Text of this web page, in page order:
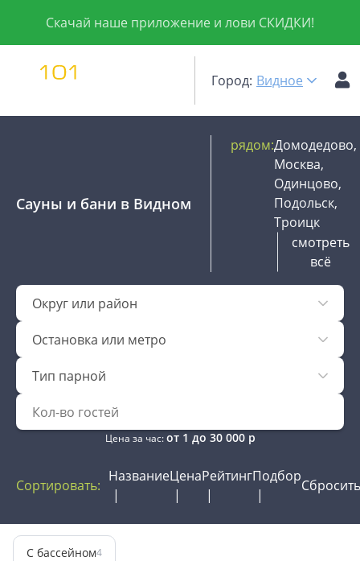
Скачай наше приложение и лови СКИДКИ!
Город: Видное
Сауны и бани в Видном
рядом:Домодедово,
Москва,
Одинцово,
Подольск,
Троицк
смотреть
всё
Округ или район
Остановка или метро
Тип парной
Цена за час:от 1 до 30 000р
Сортировать:
НазваниеЦенаРейтингПодбор
Сбросить
С бассейном4